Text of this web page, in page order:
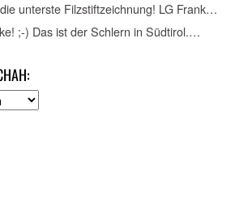
unterste Filzstiftzeichnung! LG Frank…
;-) Das ist der Schlern in Südtirol.…